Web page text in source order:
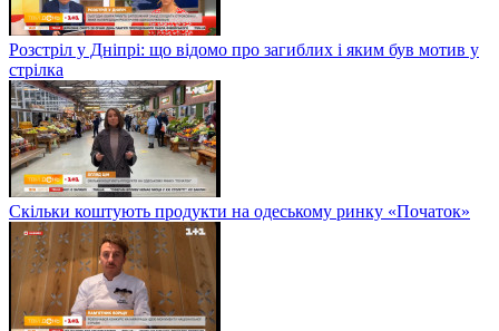
Розстріл у Дніпрі: що відомо про загиблих і яким був мотив у
стрілка
Скільки коштують продукти на одеському ринку «Початок»